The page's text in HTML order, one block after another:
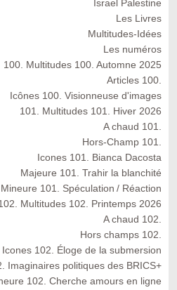
Israel Palestine
Les Livres
Multitudes-Idées
Les numéros
100. Multitudes 100. Automne 2025
Articles 100.
Icônes 100. Visionneuse d'images
101. Multitudes 101. Hiver 2026
A chaud 101.
Hors-Champ 101.
Icones 101. Bianca Dacosta
Majeure 101. Trahir la blanchité
Mineure 101. Spéculation / Réaction
Multitudes 102. Printemps 2026
A chaud 102.
Hors champs 102.
Icones 102. Éloge de la submersion
Imaginaires politiques des BRICS+
102. Cherche amours en ligne